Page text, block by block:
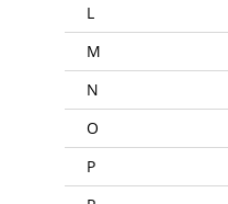
L
M
N
O
P